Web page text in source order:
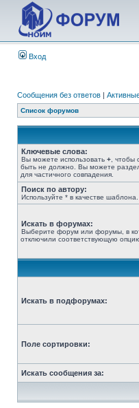
Вход
Сообщения без ответов |
Список форумов
Ключевые слова:
Вы можете использовать + ,
быть не должно. Вы можете
для частичного совпадения.
Поиск по автору:
Используйте * в качестве шаблона.
Искать в форумах:
Выберите форум или форумы, в
отключили соответствующую
Искать в подфорумах:
Поле сортировки:
Искать сообщения за: